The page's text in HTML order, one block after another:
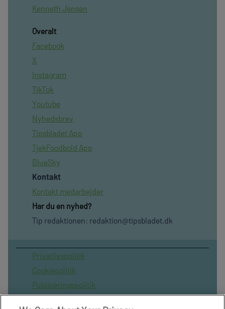
Kenneth Jensen
Overalt
Facebook
X
Instagram
TikTok
Youtube
Nyhedsbrev
Tipsbladet App
TjekFoodbold App
BlueSky
Kontakt
Kontakt medarbejder
Har du en nyhed?
Tip redaktionen: redaktion@tipsbladet.dk
Privatilvspolitik
Cookiepolitik
Publiceringspolitik